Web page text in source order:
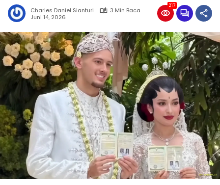
Charles Daniel Sianturi
3 Min Baca
Juni 14, 2026
217